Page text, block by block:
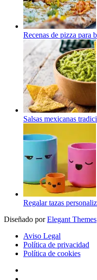
Recenas de pizza para
Salsas mexicanas
Regalar tazas
Diseñado porElegant Themes
Aviso Legal
Política de privacidad
Política de cookies